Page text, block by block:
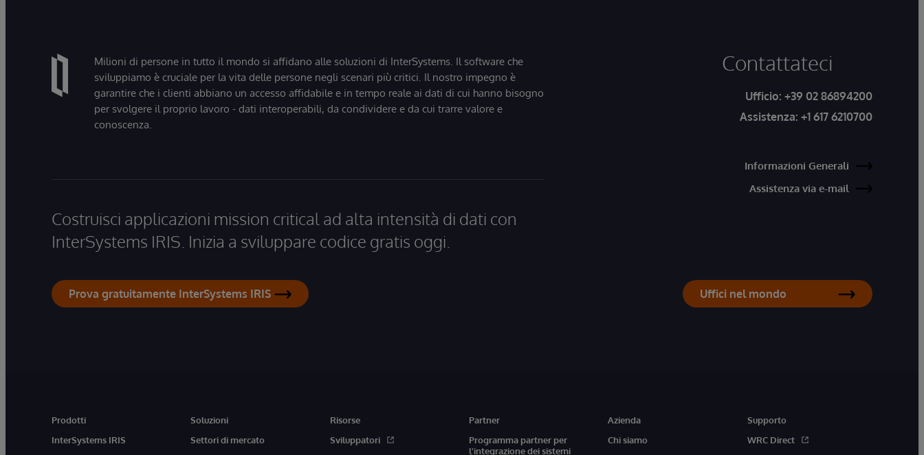
Milioni di persone in tutto il mondo si affidano alle soluzioni di InterSystems. Il software che
sviluppiamo è cruciale per la vita delle persone negli scenari più critici. Il nostro impegno è
garantire che i clienti abbiano un accesso affidabile e in tempo reale ai dati di cui hanno bisogno
per svolgere il proprio lavoro - dati interoperabili, da condividere e da cui trarre valore e
conoscenza.
Costruisci applicazioni mission critical ad alta intensità di dati con
InterSystems IRIS. Inizia a sviluppare codice gratis oggi.
Prova gratuitamente InterSystems IRIS
Contattateci
Ufficio: +39 02 86894200
Assistenza: +1 617 6210700
Informazioni Generali
Assistenza via e-mail
Uffici nel mondo
Prodotti
InterSystems IRIS
Soluzioni
Settori di mercato
Risorse
Sviluppatori
Partner
Programma partner per
l'integrazione dei sistemi
Azienda
Chi siamo
Supporto
WRC Direct